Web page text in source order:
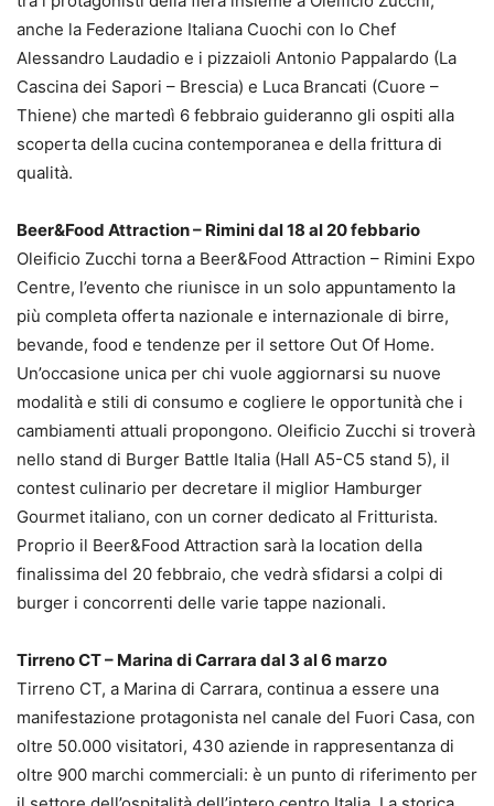
anche la Federazione Italiana Cuochi con lo Chef
Alessandro Laudadio e i pizzaioli Antonio Pappalardo (La
Cascina dei Sapori – Brescia) e Luca Brancati (Cuore –
Thiene) che martedì 6 febbraio guideranno gli ospiti alla
scoperta della cucina contemporanea e della frittura di
qualità.
Beer&Food Attraction – Rimini dal 18 al 20 febbario
Oleificio Zucchi torna a Beer&Food Attraction – Rimini Expo
Centre, l’evento che riunisce in un solo appuntamento la
più completa offerta nazionale e internazionale di birre,
bevande, food e tendenze per il settore Out Of Home.
Un’occasione unica per chi vuole aggiornarsi su nuove
modalità e stili di consumo e cogliere le opportunità che i
cambiamenti attuali propongono. Oleificio Zucchi si troverà
nello stand di Burger Battle Italia (Hall A5-C5 stand 5), il
contest culinario per decretare il miglior Hamburger
Gourmet italiano, con un corner dedicato al Fritturista.
Proprio il Beer&Food Attraction sarà la location della
finalissima del 20 febbraio, che vedrà sfidarsi a colpi di
burger i concorrenti delle varie tappe nazionali.
Tirreno CT – Marina di Carrara dal 3 al 6 marzo
Tirreno CT, a Marina di Carrara, continua a essere una
manifestazione protagonista nel canale del Fuori Casa, con
oltre 50.000 visitatori, 430 aziende in rappresentanza di
oltre 900 marchi commerciali: è un punto di riferimento per